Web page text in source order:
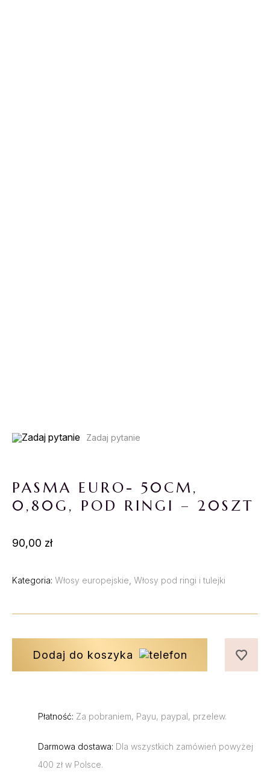
Zadaj pytanie
PASMA EURO- 50CM,
0,80G, POD RINGI – 20SZT
90,00 zł
Kategoria: Włosy europejskie Włosy pod ringi i tulejki
Dodaj do koszyka
Płatność: Za pobraniem, Payu, paypal, przelew.
Darmowa dostawa: Dla wszystkich zamówień powyżej
400 zł w Polsce.